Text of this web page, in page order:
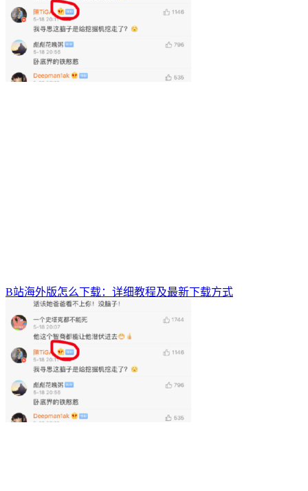
B站海外版怎么下载：详细教程及最新下载方式